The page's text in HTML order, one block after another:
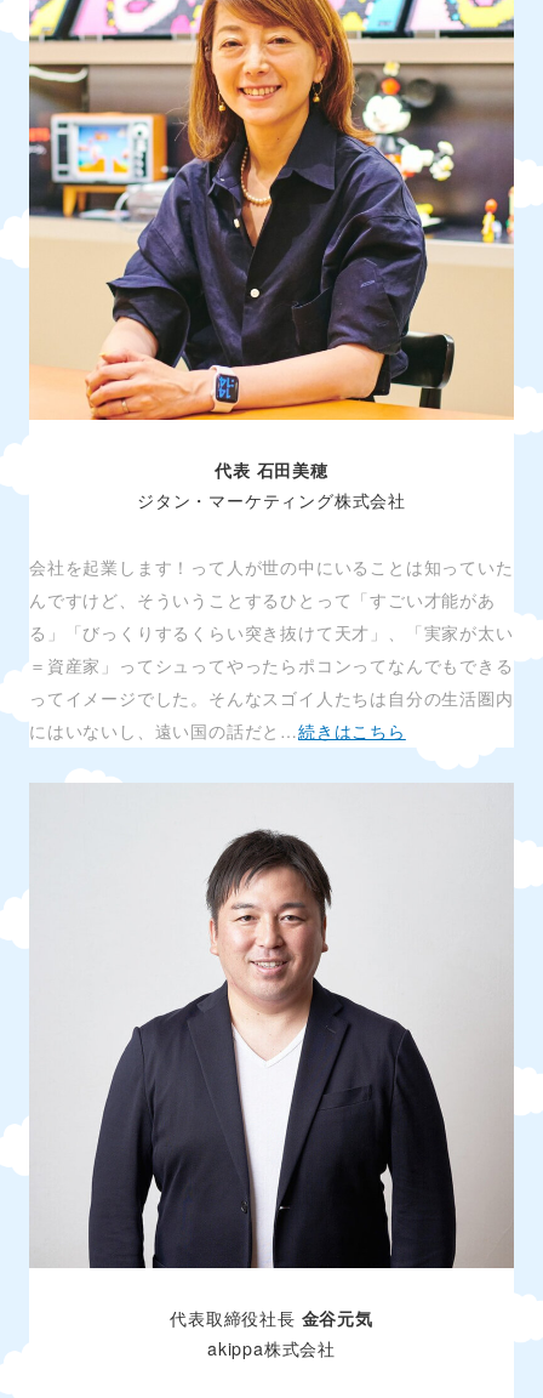
代表 石田美穂
ジタン・マーケティング株式会社
会社を起業します！って人が世の中にいることは知っていた
んですけど、そういうことするひとって「すごい才能があ
る」「びっくりするくらい突き抜けて天才」、「実家が太い
＝資産家」ってシュってやったらポコンってなんでもできる
ってイメージでした。そんなスゴイ人たちは自分の生活圏内
にはいないし、遠い国の話だと…続きはこちら
代表取締役社長 金谷元気
akippa株式会社